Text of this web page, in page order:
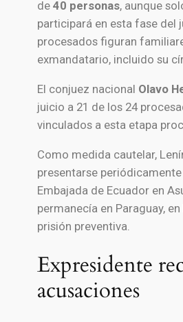
de 40 personas, aunque
participará en esta fase del
procesados figuran
exmandatario, incluido su
El conjuez nacional Olavo
juicio a 21 de los 24
vinculados a esta etapa
Como medida cautelar,
presentarse
Embajada de Ecuador en
permanecía en Paraguay,
prisión preventiva.
Expresidente
acusaciones